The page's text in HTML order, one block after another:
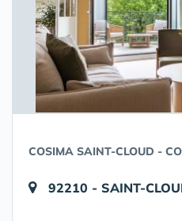
COSIMA SAINT-CLOUD -
92210 - SAINT-